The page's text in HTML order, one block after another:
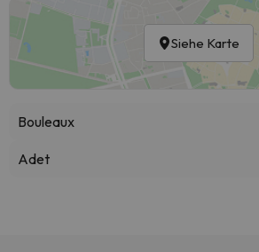
Siehe Karte
Bouleaux
Adet